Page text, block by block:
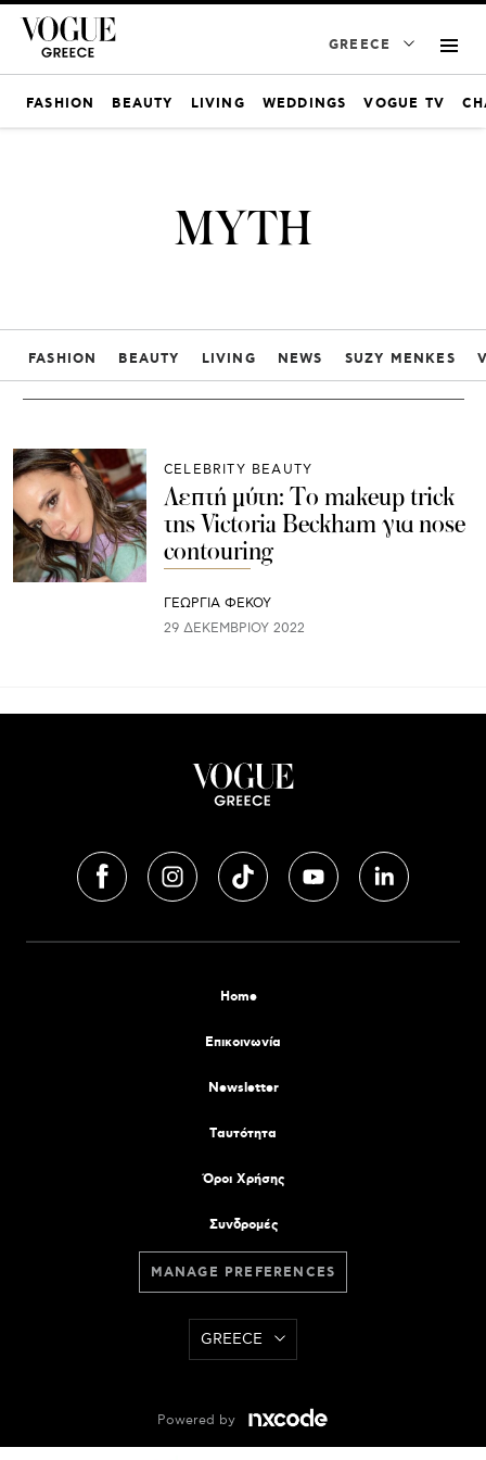
GREECE
FASHION BEAUTY LIVING WEDDINGS VOGUE TV
ΜΥΤΗ
FASHION BEAUTY LIVING NEWS SUZY MENKES
CELEBRITY BEAUTY
Λεπτή μύτη: Το makeup trick
της Victoria Beckham για nose
contouring
ΓΕΩΡΓΙΑ ΦΕΚΟΥ
29 ΔΕΚΕΜΒΡΊΟΥ 2022
Home
Επικοινωνία
Newsletter
Tαυτότητα
Όροι Χρήσης
Συνδρομές
MANAGE PREFERENCES
GREECE
Powered by